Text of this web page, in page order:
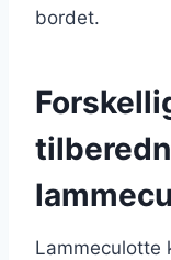
bordet.
Lammeculotte